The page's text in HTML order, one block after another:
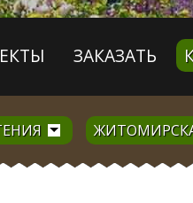
ЗАКАЗАТЬ